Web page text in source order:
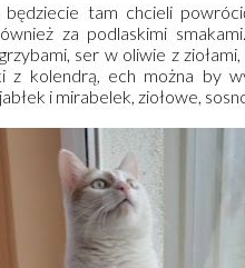
będziecie tam chcieli
za podlaskimi
ser w oliwie z
z kolendrą, ech można by
i mirabelek, ziołowe,